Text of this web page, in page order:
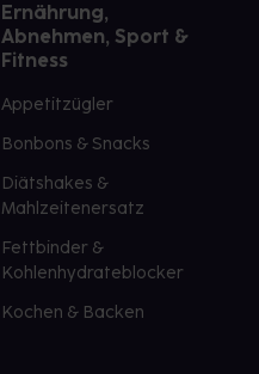
Ernährung,
Abnehmen, Sport &
Fitness
Appetitzügler
Bonbons & Snacks
Diätshakes &
Mahlzeitenersatz
Fettbinder &
Kohlenhydrateblocker
Kochen & Backen